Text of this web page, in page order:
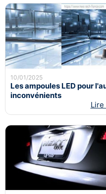
10/01/2025
Les ampoules LED pour
inconvénients